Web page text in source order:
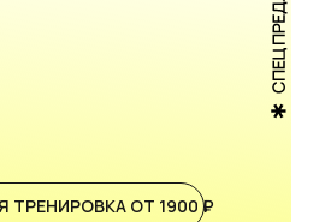
ТРЕНИРОВКА ОТ 1900 ₽